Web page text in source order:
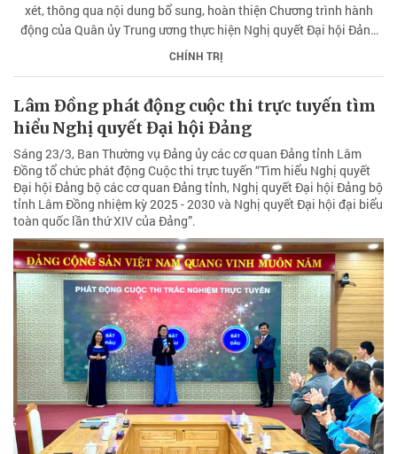
xét, thông qua nội dung bổ sung, hoàn thiện Chương trình hành
động của Quân ủy Trung ương thực hiện Nghị quyết Đại hội Đảng
bộ Quân đội lần thứ XII, nhiệm kỳ 2025-2030; Nghị quyết Đại hội
đại biểu toàn quốc lần thứ XIV của Đảng.
CHÍNH TRỊ
Lâm Đồng phát động cuộc thi trực tuyến tìm
hiểu Nghị quyết Đại hội Đảng
Sáng 23/3, Ban Thường vụ Đảng ủy các cơ quan Đảng tỉnh Lâm
Đồng tổ chức phát động Cuộc thi trực tuyến “Tìm hiểu Nghị quyết
Đại hội Đảng bộ các cơ quan Đảng tỉnh, Nghị quyết Đại hội Đảng bộ
tỉnh Lâm Đồng nhiệm kỳ 2025 - 2030 và Nghị quyết Đại hội đại biểu
toàn quốc lần thứ XIV của Đảng”.